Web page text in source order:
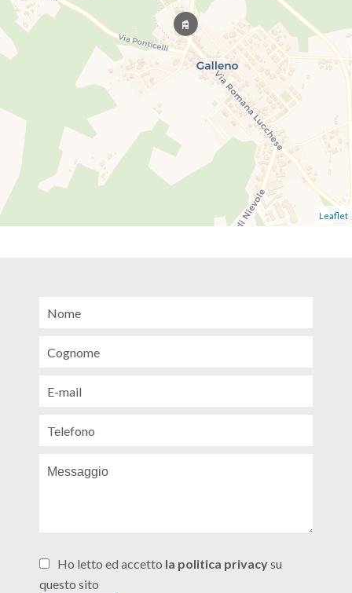
Leaflet
Ho letto ed accetto la politica privacysu
questo sito